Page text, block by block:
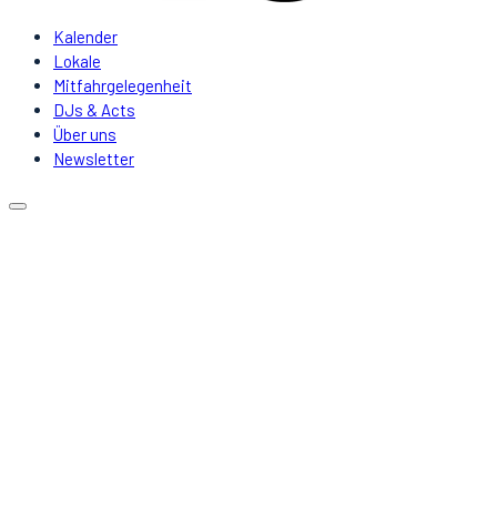
Kalender
Lokale
Mitfahrgelegenheit
DJs & Acts
Über uns
Newsletter